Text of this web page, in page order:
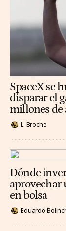
SpaceX se
disparar el
millones de
L. Broche
Dónde
aprovechar
en bolsa
Eduardo